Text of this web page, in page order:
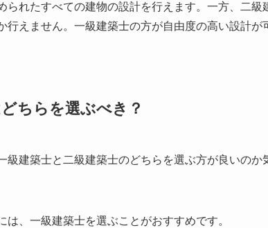
られたすべての建物の設計を行えます。一方、二級
えません。一級建築士の方が自由度の高い設計が
ちらを選ぶべき？
級建築士と二級建築士のどちらを選ぶ方が良いのか
、一級建築士を選ぶことがおすすめです。